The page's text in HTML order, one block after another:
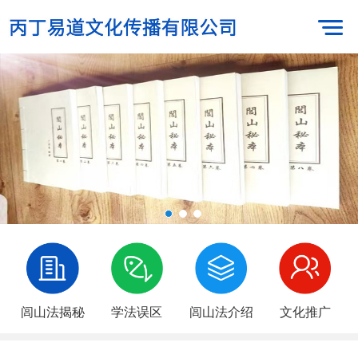
闾山法揭秘 学法误区 闾山法介绍 文化推广